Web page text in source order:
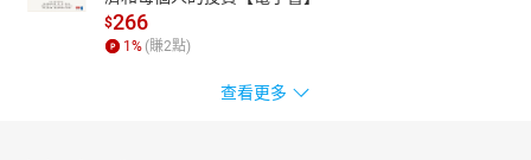
$266
1 % (賺2點)
查看更多